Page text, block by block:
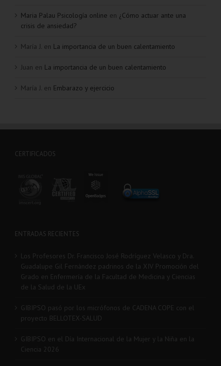
Maria Palau Psicología online en ¿Cómo actuar ante una
crisis de ansiedad?
María J. en La importancia de un buen calentamiento
Juan en La importancia de un buen calentamiento
María J. en Embarazo y ejercicio
CERTIFICADOS
ENTRADAS RECIENTES
Los Profesores Dr. Francisco José Rodríguez Velasco y Dra.
Guadalupe Gil Fernández padrinos de la XIV Promoción del
Grado en Enfermería de la Facultad de Medicina y Ciencias
de la Salud de la UEx
GIBIPSO pasó por los micrófonos de CADENA COPE con el
proyecto BELLOTEX-SALUD
GIBIPSO en el Día Internacional de la Mujer y la Niña en la
Ciencia 2026